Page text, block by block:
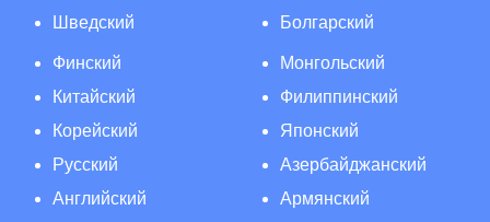
Шведский
Болгарский
Финский
Китайский
Корейский
Русский
Английский
Монгольский
Филиппинский
Японский
Азербайджанский
Армянский